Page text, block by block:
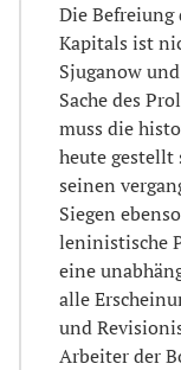
Die Befreiung
Kapitals ist
Sjuganow
Sache des
muss die
heute gestellt
seinen
Siegen
leninistische
eine
alle
und
Arbeiter der